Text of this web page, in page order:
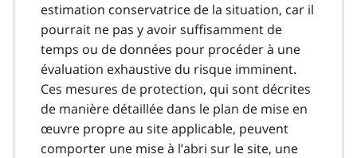
estimation conservatrice de la situation, car il
pourrait ne pas y avoir suffisamment de
temps ou de données pour procéder à une
évaluation exhaustive du risque imminent.
Ces mesures de protection, qui sont décrites
de manière détaillée dans le plan de mise en
œuvre propre au site applicable, peuvent
comporter une mise à l’abri sur le site, une